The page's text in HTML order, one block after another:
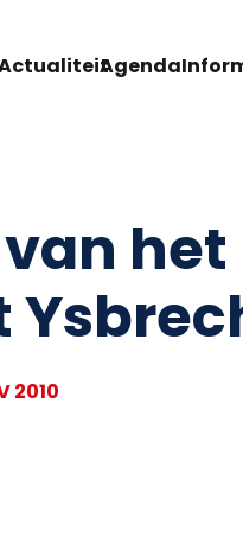
Agenda
het
2010